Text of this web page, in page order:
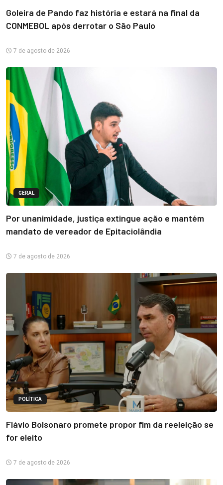
Goleira de Pando faz história e estará na final da
CONMEBOL após derrotar o São Paulo
7 de agosto de 2026
GERAL
Por unanimidade, justiça extingue ação e mantém
mandato de vereador de Epitaciolândia
7 de agosto de 2026
POLÍTICA
Flávio Bolsonaro promete propor fim da reeleição se
for eleito
7 de agosto de 2026